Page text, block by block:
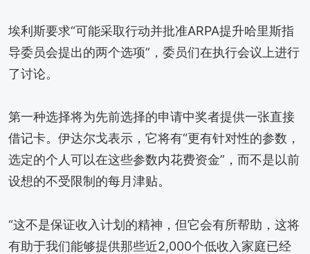
埃利斯要求“可能采取行动并批准ARPA提升哈里斯指
导委员会提出的两个选项”，委员们在执行会议上进行
了讨论。
第一种选择将为先前选择的申请中奖者提供一张直接
借记卡。伊达尔戈表示，它将有“更有针对性的参数，
选定的个人可以在这些参数内花费资金”，而不是以前
设想的不受限制的每月津贴。
“这不是保证收入计划的精神，但它会有所帮助，这将
有助于我们能够提供那些近2,000个低收入家庭已经